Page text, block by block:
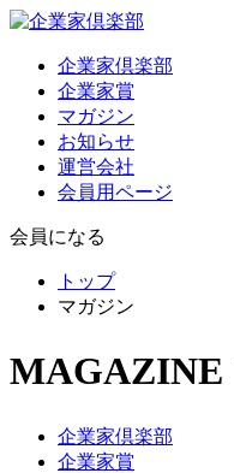
企業家倶楽部
企業家賞
マガジン
お知らせ
運営会社
会員用ページ
会員になる
トップ
マガジン
MAGAZINE
企業家倶楽部
企業家賞